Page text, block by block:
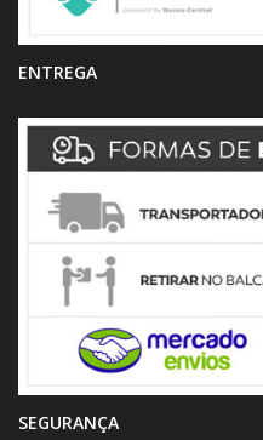
ENTREGA
SEGURANÇA